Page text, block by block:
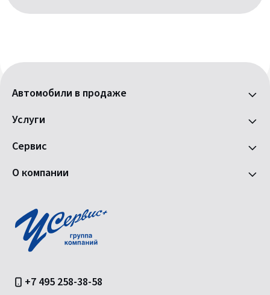
Автомобили в продаже
Услуги
Сервис
О компании
+7 495 258-38-58